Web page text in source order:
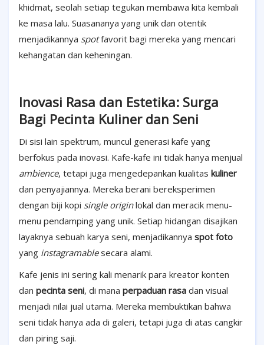
khidmat, seolah setiap tegukan membawa kita kembali
ke masa lalu. Suasananya yang unik dan otentik
menjadikannya spotfavorit bagi mereka yang mencari
kehangatan dan keheningan.
Inovasi Rasa dan Estetika: Surga
Bagi Pecinta Kuliner dan Seni
Di sisi lain spektrum, muncul generasi kafe yang
berfokus pada inovasi. Kafe-kafe ini tidak hanya menjual
ambience, tetapi juga mengedepankan kualitas kuliner
dan penyajiannya. Mereka berani bereksperimen
dengan biji kopi single originlokal dan meracik menu-
menu pendamping yang unik. Setiap hidangan disajikan
layaknya sebuah karya seni, menjadikannya spot foto
yang instagramablesecara alami.
Kafe jenis ini sering kali menarik para kreator konten
dan pecinta seni, di mana perpaduan rasa dan visual
menjadi nilai jual utama. Mereka membuktikan bahwa
seni tidak hanya ada di galeri, tetapi juga di atas cangkir
dan piring saji.